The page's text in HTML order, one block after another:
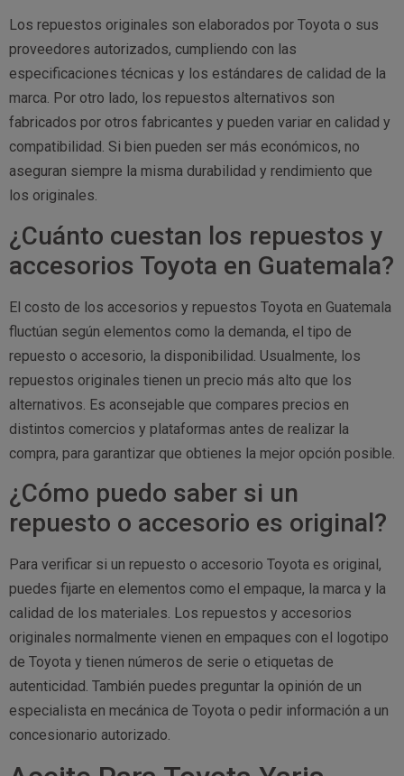
Los repuestos originales son elaborados por Toyota o sus
proveedores autorizados, cumpliendo con las
especificaciones técnicas y los estándares de calidad de la
marca. Por otro lado, los repuestos alternativos son
fabricados por otros fabricantes y pueden variar en calidad y
compatibilidad. Si bien pueden ser más económicos, no
aseguran siempre la misma durabilidad y rendimiento que
los originales.
¿Cuánto cuestan los repuestos y
accesorios Toyota en Guatemala?
El costo de los accesorios y repuestos Toyota en Guatemala
fluctúan según elementos como la demanda, el tipo de
repuesto o accesorio, la disponibilidad. Usualmente, los
repuestos originales tienen un precio más alto que los
alternativos. Es aconsejable que compares precios en
distintos comercios y plataformas antes de realizar la
compra, para garantizar que obtienes la mejor opción posible.
¿Cómo puedo saber si un
repuesto o accesorio es original?
Para verificar si un repuesto o accesorio Toyota es original,
puedes fijarte en elementos como el empaque, la marca y la
calidad de los materiales. Los repuestos y accesorios
originales normalmente vienen en empaques con el logotipo
de Toyota y tienen números de serie o etiquetas de
autenticidad. También puedes preguntar la opinión de un
especialista en mecánica de Toyota o pedir información a un
concesionario autorizado.